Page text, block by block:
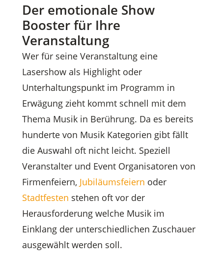
Der emotionale Show
Booster für Ihre
Veranstaltung
Wer für seine Veranstaltung eine
Lasershow als Highlight oder
Unterhaltungspunkt im Programm in
Erwägung zieht kommt schnell mit dem
Thema Musik in Berührung. Da es bereits
hunderte von Musik Kategorien gibt fällt
die Auswahl oft nicht leicht. Speziell
Veranstalter und Event Organisatoren von
Firmenfeiern, Jubiläumsfeiern oder
Stadtfesten stehen oft vor der
Herausforderung welche Musik im
Einklang der unterschiedlichen Zuschauer
ausgewählt werden soll.